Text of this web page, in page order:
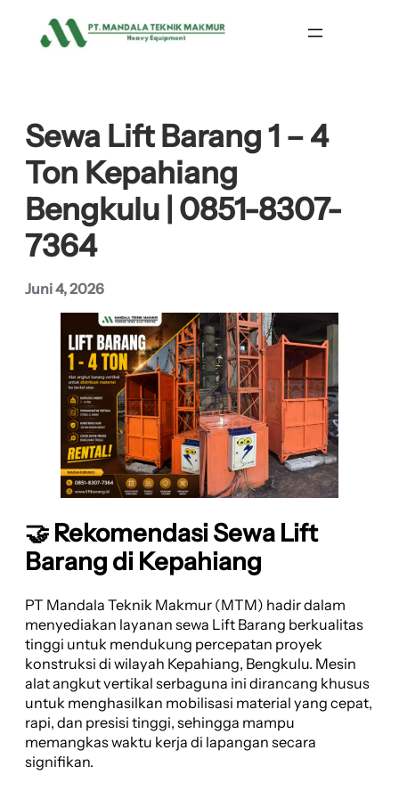
Sewa Lift Barang 1 – 4
Ton Kepahiang
Bengkulu | 0851-8307-
7364
Juni 4, 2026
🤝 Rekomendasi Sewa Lift
Barang di Kepahiang
PT Mandala Teknik Makmur (MTM) hadir dalam
menyediakan layanan sewa Lift Barang berkualitas
tinggi untuk mendukung percepatan proyek
konstruksi di wilayah Kepahiang, Bengkulu. Mesin
alat angkut vertikal serbaguna ini dirancang khusus
untuk menghasilkan mobilisasi material yang cepat,
rapi, dan presisi tinggi, sehingga mampu
memangkas waktu kerja di lapangan secara
signifikan.